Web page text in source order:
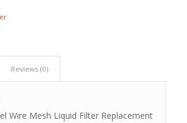
Reviews (0)
Wire Mesh Liquid Filter Replacement